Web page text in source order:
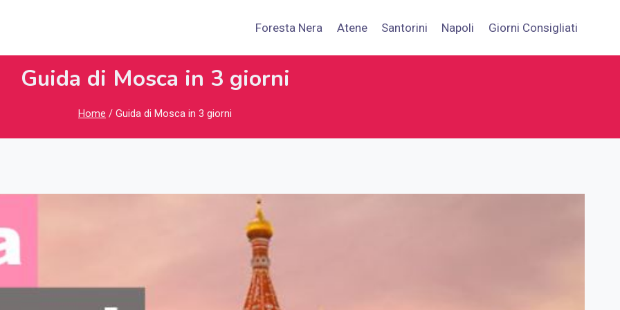
Foresta Nera Atene Santorini Napoli Giorni Consigliati
Guida di Mosca in 3 giorni
Home / Guida di Mosca in 3 giorni